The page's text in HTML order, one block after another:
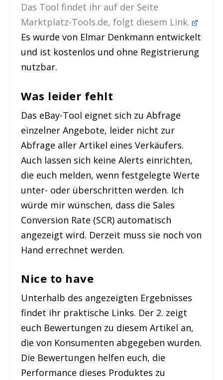
Das Tool findet ihr auf der Seite
Marktplatz-Tools.de, folgt diesem Link.
Es wurde von Elmar Denkmann entwickelt
und ist kostenlos und ohne Registrierung
nutzbar.
Was leider fehlt
Das eBay-Tool eignet sich zu Abfrage
einzelner Angebote, leider nicht zur
Abfrage aller Artikel eines Verkäufers.
Auch lassen sich keine Alerts einrichten,
die euch melden, wenn festgelegte Werte
unter- oder überschritten werden. Ich
würde mir wünschen, dass die Sales
Conversion Rate (SCR) automatisch
angezeigt wird. Derzeit muss sie noch von
Hand errechnet werden.
Nice to have
Unterhalb des angezeigten Ergebnisses
findet ihr praktische Links. Der 2. zeigt
euch Bewertungen zu diesem Artikel an,
die von Konsumenten abgegeben wurden.
Die Bewertungen helfen euch, die
Performance dieses Produktes zu